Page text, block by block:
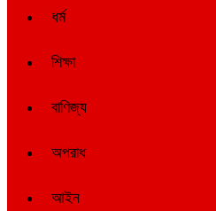
ধর্ম
শিক্ষা
বাণিজ্য
অপরাধ
আইন